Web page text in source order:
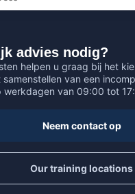
advies nodig?
helpen u graag bij het
van een
werkdagen van 09:00 tot
Neem contact op
Our training locations